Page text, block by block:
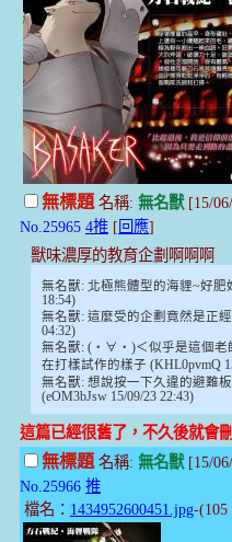
無標題名稱: 無名獸[15/
No.25965 4推 [ 回應]
獸味濃厚的教育企劃啊啊啊
無名獸: 北極熊體型的海貍~好肥
18:54)
無名獸: 這麼受的企劃竟然是正
04:32)
無名獸: (・∀・)＜似乎是這個老
在打樣試作的樣子 (KHL0pvmQ
無名獸: 想說按一下久違的避難
(eOM3bJsw 15/09/23 22:43)
這篇已經很舊了，不久後就會
無標題名稱: 無名獸[15/
No.25966 推
檔名： 1434952600451.jpg-(105